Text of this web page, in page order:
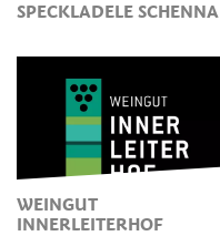
SPECKLADELE SCHENNA
WEINGUT
INNERLEITERHOF